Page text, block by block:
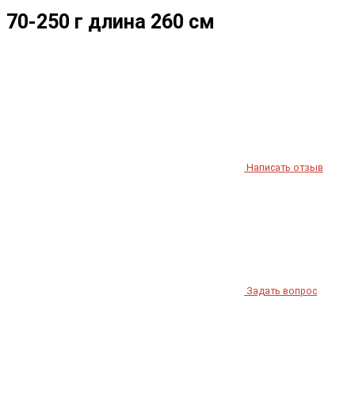
70-250 г длина 260 см
Написать отзыв
Задать вопрос